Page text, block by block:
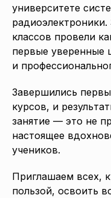
университете
классов провели
первые уверенные
и
Завершились
курсов, и
занятие — это не
настоящее
учеников.
Приглашаем всех,
пользой, освоить